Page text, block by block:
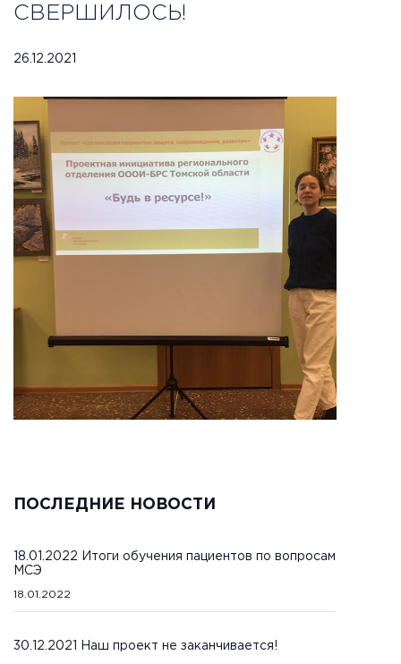
СВЕРШИЛОСЬ!
26.12.2021
ПОСЛЕДНИЕ НОВОСТИ
18.01.2022 Итоги обучения пациентов по вопросам
МСЭ
18.01.2022
30.12.2021 Наш проект не заканчивается!